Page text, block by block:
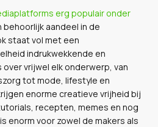
erg populair onder
aandeel in de
staat vol met een
indrukwekkende en
vrijwel elk onderwerp, van
tot mode, lifestyle en
enorme creatieve vrijheid bij
recepten, memes en nog
enorm voor zowel de makers als